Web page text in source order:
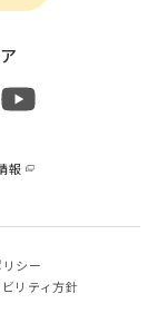
報
シー
リティ方針